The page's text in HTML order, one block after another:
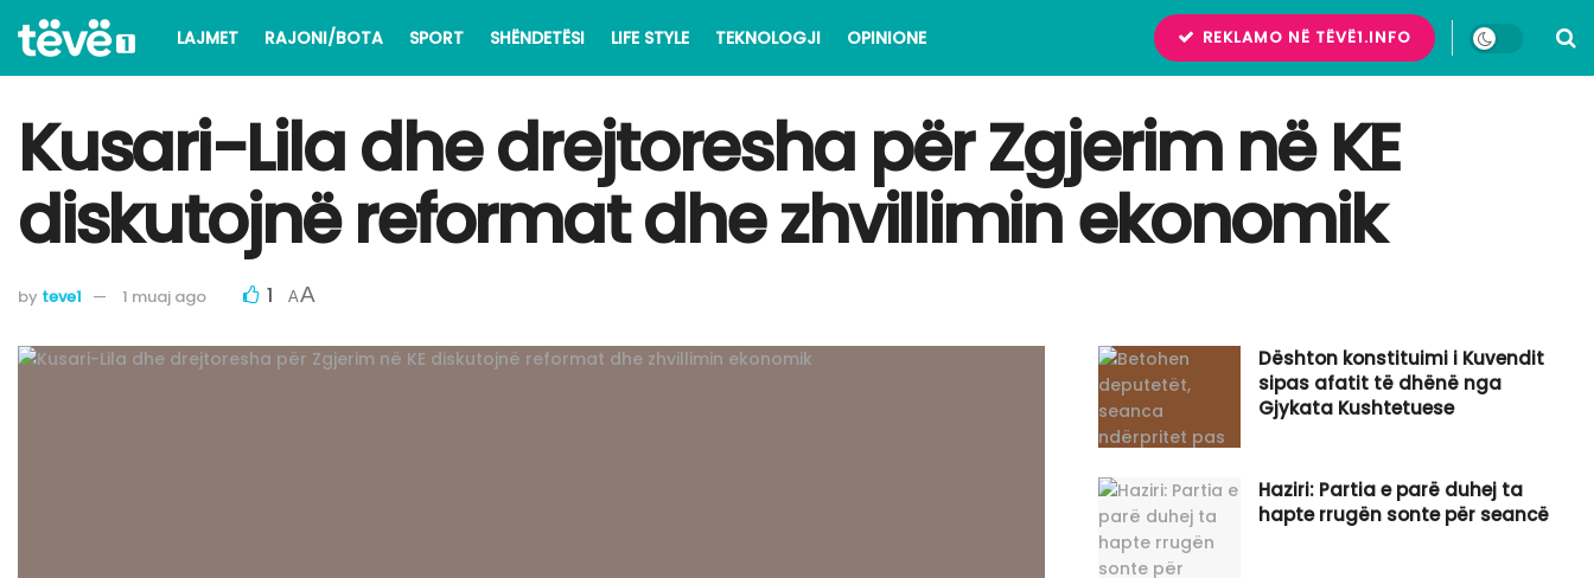
LAJMET RAJONI/BOTA SPORT SHËNDETËSI LIFE STYLE TEKNOLOGJI OPINIONE REKLAMO NË TËVË1.INFO
Kusari-Lila dhe drejtoresha për Zgjerim në KE
diskutojnë reformat dhe zhvillimin ekonomik
by teve1 1 muaj ago 1 AA
Dështon konstituimi i Kuvendit
sipas afatit të dhënë nga
Gjykata Kushtetuese
Haziri: Partia e parë duhej ta
hapte rrugën sonte për seancë